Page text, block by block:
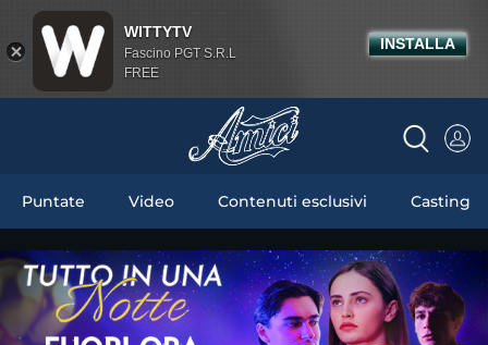
Puntate Video Contenuti esclusivi Casting
WITTYTV
Fascino PGT S.R.L
FREE
INSTALLA